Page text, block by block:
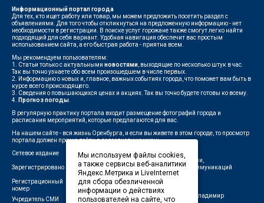
Информационный портал города
Для тех, кто ищет работу или товар, мы можем предложить посетить раздел с
объявлениями. Для того чтобы откликнуться на предложенную информацию - нет
необходимости в регистрации. В поиске услуг горожане также смогут легко найти
подходящий для себя вариант. Удобная навигация обеспечит вас простым
использованием сайта, а его быстрая работа - приятна всем.
Мы рекомендуем пользователям:
1. Статьи только с актуальными новостями , выходящие по несколько штук в час.
Так вы точно узнаете обо всем произошедшем в числе первых.
2. Информацию о новых и, главное, важных событиях города, что поможет вам быть в
курсе всего происходящего.
3. Сведения о повышающихся ценах и акциях. Так вы точно будете готовы ко всему.
4.
Прогноз погоды
В регулярную практику портала входит размещение фотографий города и
расписания мероприятий, которые предлагаются для вас.
На нашем сайте - вся жизнь Оренбурга, и если вы живете в этом городе, то просмотр
портала должен прочно войти в повседневную жизнь.
Сетевое издание
"1743"
Зарегистрировано
Федеральной службой по надзору в сфере связи,
информационных технологий и массовых коммуникаций
(Роскомнадзор)
Регистрационный
номер
ЭЛ № ФС 77-75960 от 19.06.2019 г.
Учредитель СМИ
Индивидуальный предприниматель Савин Владимир
Мы используем файлы cookies,
а также сервисы веб-аналитики
Яндекс.Метрика и LiveInternet
для сбора обезличенной
информации о действиях
пользователей на сайте, что